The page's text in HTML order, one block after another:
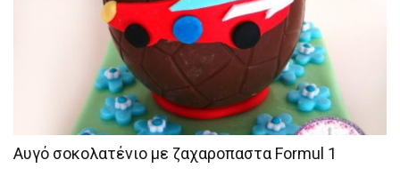
Αυγό σοκολατένιο με ζαχαροπαστα Formul 1